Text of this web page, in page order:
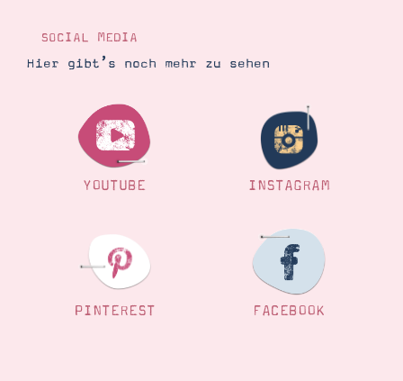
SOCIAL MEDIA
Hier gibt’s noch mehr zu sehen
YOUTUBE INSTAGRAM
PINTEREST FACEBOOK